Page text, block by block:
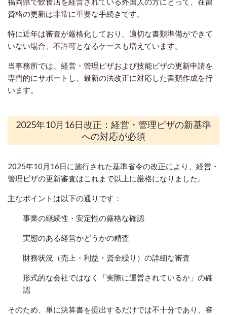
資格の更新は非常に重要な手続きです。
特に近年は審査が厳格化しており、適切な書類準備ができて
いない場合、不許可となるケースも増えています。
当事務所では、経営・管理ビザおよび技能ビザの更新申請を
専門的にサポートし、最新の法改正に対応した書類作成を行
います。
2025年10月16日改正：経営・管理ビザの新基準
への対応が必須
2025年10月16日に施行された基準省令の改正により、経営・
管理ビザの更新審査はこれまで以上に厳格になりました。
主なポイントは以下の通りです：
事業の継続性・安定性の厳格な確認
実態のある経営かどうかの精査
財務状況（売上・利益・資金繰り）の詳細な審査
形式的な会社ではなく「実際に運営されているか」の確
認
そのため、単に決算書を提出するだけでは不十分であり、審